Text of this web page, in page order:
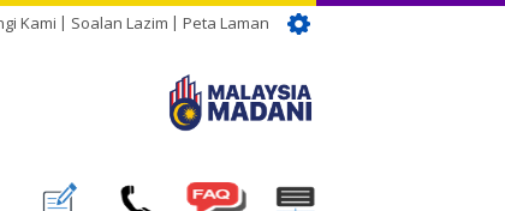
Kami Soalan Lazim Peta Laman